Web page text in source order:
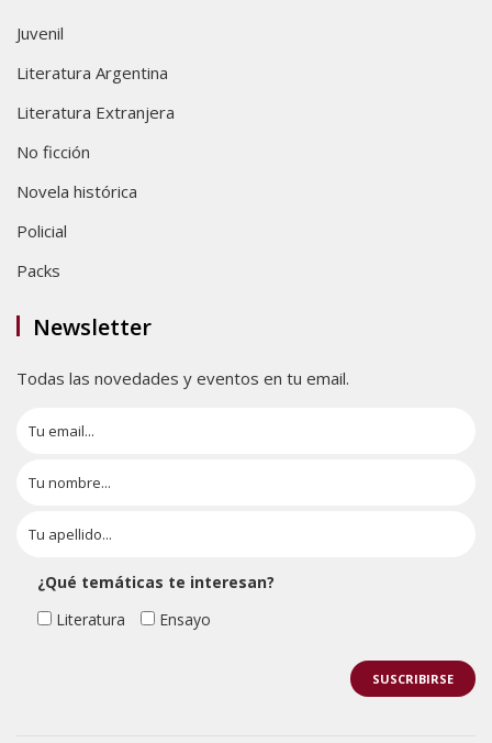
Juvenil
Literatura Argentina
Literatura Extranjera
No ficción
Novela histórica
Policial
Packs
Newsletter
Todas las novedades y eventos en tu email.
¿Qué temáticas te interesan?
Literatura
Ensayo